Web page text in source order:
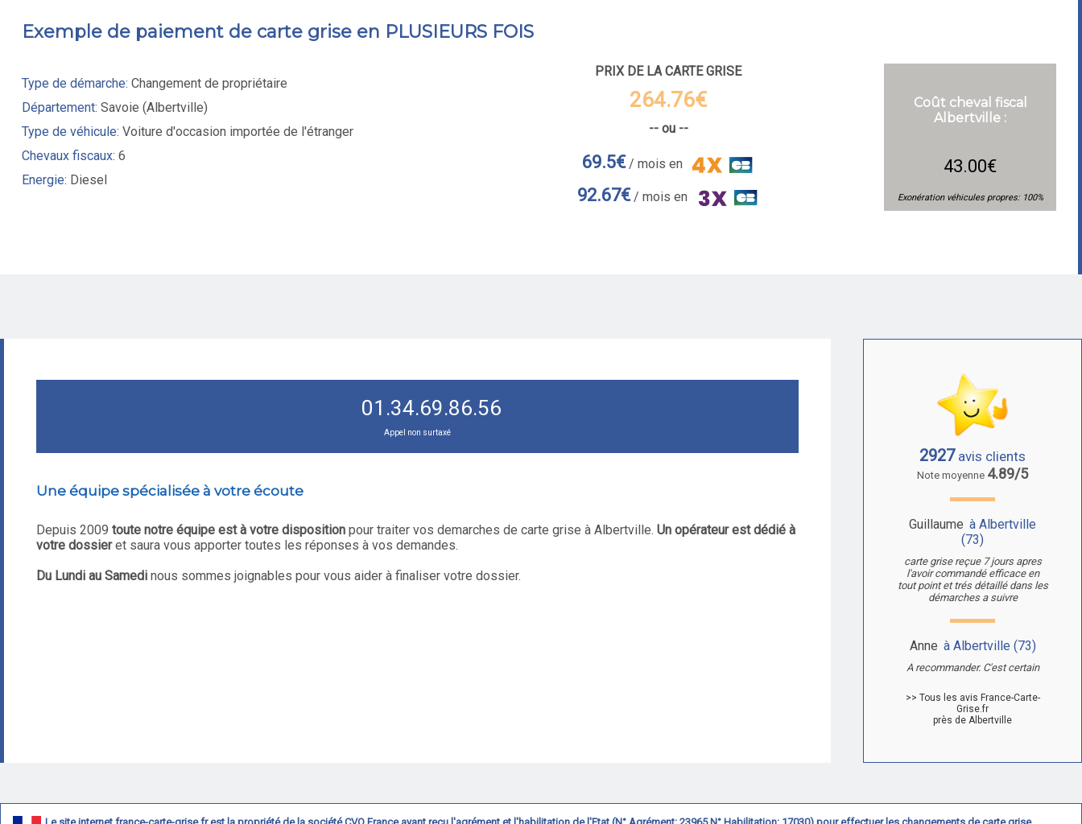
Exemple de paiement de carte grise en PLUSIEURS FOIS
Type de démarche: Changement de propriétaire
Département: Savoie (Albertville)
Type de véhicule: Voiture d'occasion importée de l'étranger
Chevaux fiscaux: 6
Energie: Diesel
PRIX DE LA CARTE GRISE
264.76€
-- ou --
69.5€/ mois en
92.67€/ mois en
Coût cheval fiscal
Albertville :
43.00€
Exonération véhicules propres: 100%
01.34.69.86.56
Appel non surtaxé
Une équipe spécialisée à votre écoute
Depuis 2009toute notre équipe est à votre disposition pour traiter vos demarches de carte grise à Albertville.Un opérateur est dédié à
votre dossieret saura vous apporter toutes les réponses à vos demandes.
Du Lundi au Samedi nous sommes joignables pour vous aider à finaliser votre dossier.
2927avis clients
Note moyenne 4.89/5
Guillaume à Albertville
(73)
carte grise reçue 7 jours apres
l'avoir commandé efficace en
tout point et trés détaillé dans les
démarches a suivre
Anne à Albertville (73)
A recommander. C'est certain
>> Tous les avis France-Carte-
Grise.fr
près de Albertville